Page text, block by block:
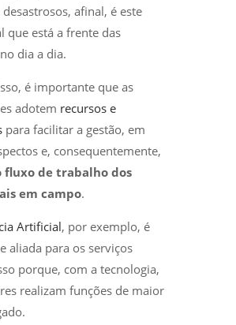
afinal, é este
que está a frente das
dia a dia.
é importante que as
adotem recursos e
para facilitar a gestão, em
e, consequentemente,
fluxo de trabalho dos
em campo.
Artificial, por exemplo, é
aliada para os serviços
porque, com a tecnologia,
realizam funções de maior